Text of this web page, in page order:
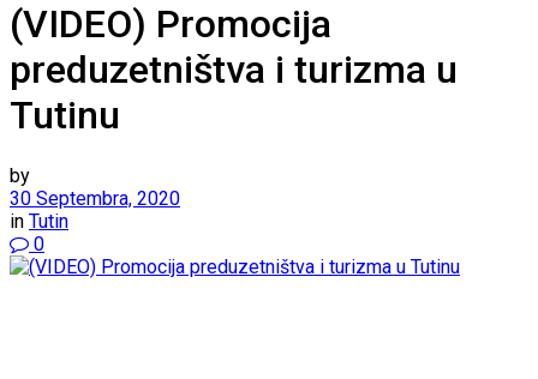
(VIDEO) Promocija
preduzetništva i turizma u
Tutinu
by
30 Septembra, 2020
in Tutin
0